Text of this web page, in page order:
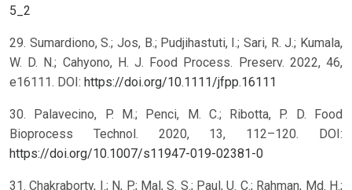
5_2
29. Sumardiono, S.; Jos, B.; Pudjihastuti, I.; Sari, R. J.; Kumala,
W. D. N.; Cahyono, H. J. Food Process. Preserv. 2022, 46,
e16111. DOI: https://doi.org/10.1111/jfpp.16111
30. Palavecino, P. M.; Penci, M. C.; Ribotta, P. D. Food
Bioprocess Technol. 2020, 13, 112–120. DOI:
https://doi.org/10.1007/s11947-019-02381-0
31. Chakraborty, I.; N, P.; Mal, S. S.; Paul, U. C.; Rahman, Md. H.;